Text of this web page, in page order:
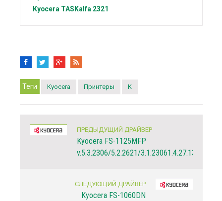
Kyocera TASKalfa 2321
Теги Kyocera Принтеры K
ПРЕДЫДУЩИЙ ДРАЙВЕР
Kyocera FS-1125MFP
v.5.3.2306/5.2.2621/3.1.23061.4.27.13
СЛЕДУЮЩИЙ ДРАЙВЕР
Kyocera FS-1060DN